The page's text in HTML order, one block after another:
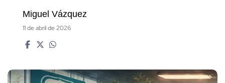
Miguel Vázquez
11 de abril de 2026